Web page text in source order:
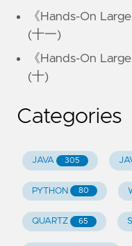
《Hands-On
(十一)
《Hands-On
(十)
Categories
JAVA 305
PYTHON 80
QUARTZ 65